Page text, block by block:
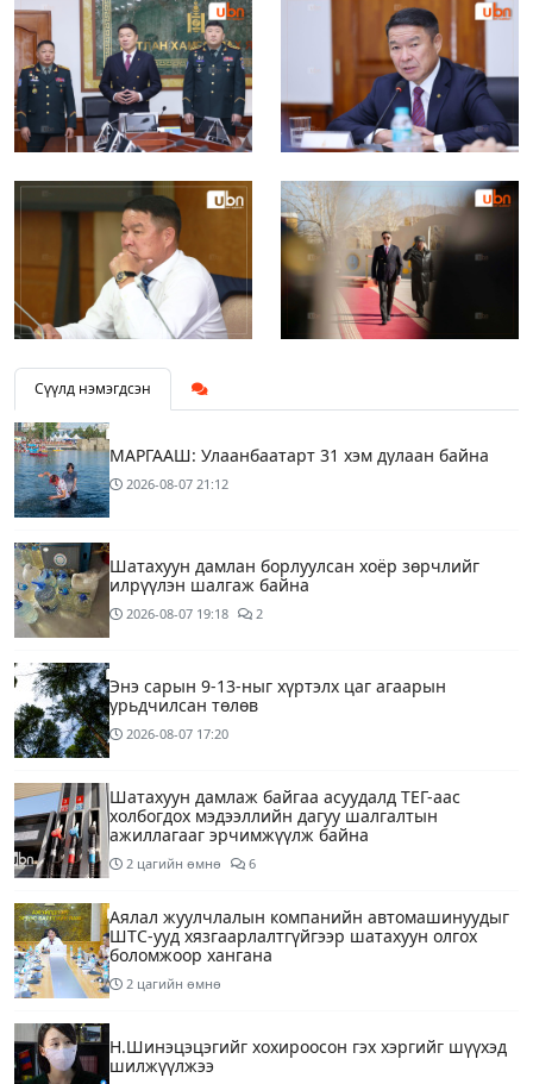
Сүүлд нэмэгдсэн
МАРГААШ: Улаанбаатарт 31 хэм дулаан байна
2026-08-07 21:12
Шатахуун дамлан борлуулсан хоёр зөрчлийг
илрүүлэн шалгаж байна
2026-08-07 19:18 2
Энэ сарын 9-13-ныг хүртэлх цаг агаарын
урьдчилсан төлөв
2026-08-07 17:20
Шатахуун дамлаж байгаа асуудалд ТЕГ-аас
холбогдох мэдээллийн дагуу шалгалтын
ажиллагааг эрчимжүүлж байна
2 цагийн өмнө 6
Аялал жуулчлалын компанийн автомашинуудыг
ШТС-ууд хязгаарлалтгүйгээр шатахуун олгох
боломжоор хангана
2 цагийн өмнө
Н.Шинэцэцэгийг хохироосон гэх хэргийг шүүхэд
шилжүүлжээ